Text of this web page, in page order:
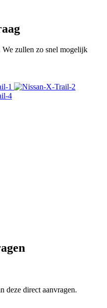
We zullen zo snel mogelijk
deze direct aanvragen.